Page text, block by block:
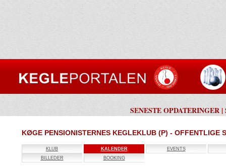
SENESTE OPDATERINGER |
KØGE PENSIONISTERNES KEGLEKLUB (P) - OFFENTLIGE
KLUB KALENDER
EVENTS
BILLEDER
BOOKING